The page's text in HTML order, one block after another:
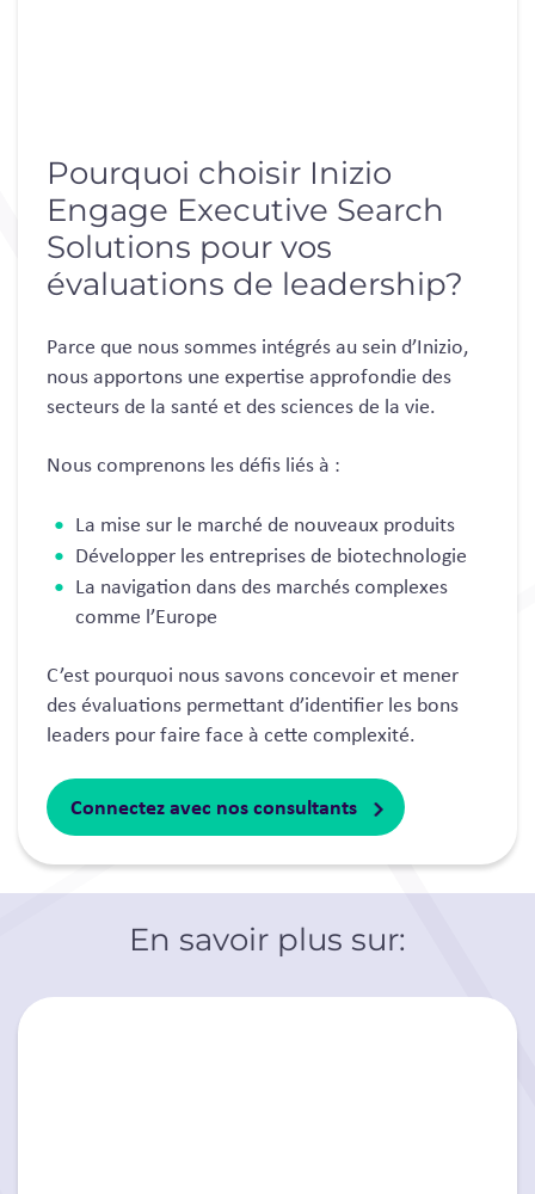
Pourquoi choisir Inizio
Engage Executive Search
Solutions pour vos
évaluations de leadership?
Parce que nous sommes intégrés au sein d’Inizio,
nous apportons une expertise approfondie des
secteurs de la santé et des sciences de la vie.
Nous comprenons les défis liés à :
La mise sur le marché de nouveaux produits
Développer les entreprises de biotechnologie
La navigation dans des marchés complexes
comme l’Europe
C’est pourquoi nous savons concevoir et mener
des évaluations permettant d’identifier les bons
leaders pour faire face à cette complexité.
Connectez avec nos consultants
En savoir plus sur: